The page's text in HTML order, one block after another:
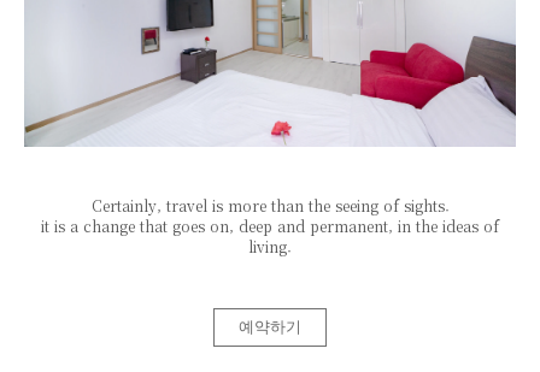
Certainly, travel is more than the seeing of sights.
it is a change that goes on, deep and permanent, in the ideas of
living.
예약하기